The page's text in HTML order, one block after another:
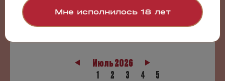
Июль 2026
1
2 3 4
5
Мне исполнилось 18 лет